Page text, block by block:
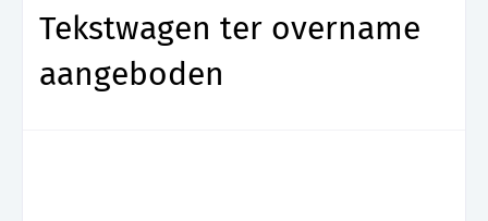
Tekstwagen ter overname
aangeboden